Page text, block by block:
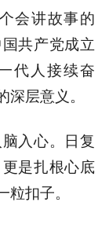
会讲故事的
共产党成立
代人接续奋
层意义。
入心。日复
是扎根心底
扣子。